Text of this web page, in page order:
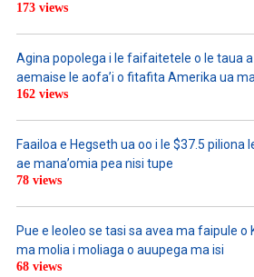
173 views
Agina popolega i le faifaitetele o le taua
aemaise le aofa’i o fitafita Amerika ua
162 views
Faailoa e Hegseth ua oo i le $37.5 piliona
ae mana’omia pea nisi tupe
78 views
Pue e leoleo se tasi sa avea ma faipule o
ma molia i moliaga o auupega ma isi
68 views